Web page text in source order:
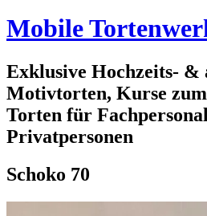
Mobile
Exklusive Hochzeits- &
Motivtorten, Kurse
Torten für
Privatpersonen
Schoko 70